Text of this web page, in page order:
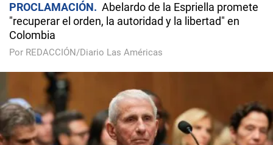
PROCLAMACIÓN
Abelardo de la Espriella promete
"recuperar el orden, la autoridad y la libertad" en
Colombia
Por REDACCIÓN/Diario Las Américas